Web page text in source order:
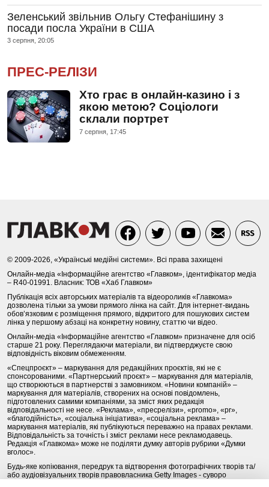
Зеленський звільнив Ольгу Стефанішину з
посади посла України в США
3 серпня, 20:05
ПРЕС-РЕЛІЗИ
Хто грає в онлайн-казино і з
якою метою? Соціологи
склали портрет
7 серпня, 17:45
© 2009-2026, «Українські медійні системи». Всі права захищені
Онлайн-медіа «Інформаційне агентство «Главком», ідентифікатор медіа
– R40-01991. Власник: ТОВ «Хаб Главком»
Публікація всіх авторських матеріалів та відеороликів «Главкома»
дозволена тільки за умови прямого лінка на сайт. Для інтернет-видань
обов’язковим є розміщення прямого, відкритого для пошукових систем
лінка у першому абзаці на конкретну новину, статтю чи відео.
Онлайн-медіа «Інформаційне агентство «Главком» призначене для осіб
старше 21 року. Переглядаючи матеріали, ви підтверджуєте свою
відповідність віковим обмеженням.
«Спецпроєкт» – маркування для редакційних проєктів, які не є
спонсорованими. «Партнерський проєкт» – маркування для матеріалів,
що створюються в партнерстві з замовником. «Новини компаній» –
маркування для матеріалів, створених на основі повідомлень,
підготовлених самими компаніями, за зміст яких редакція
відповідальності не несе. «Реклама», «пресрелізи», «promo», «pr»,
«благодійність», «соціальна ініціатива», «соціальна реклама» –
маркування матеріалів, які публікуються переважно на правах реклами.
Відповідальність за точність і зміст реклами несе рекламодавець.
Редакція «Главкома» може не поділяти думку авторів рубрики «Думки
вголос».
Будь-яке копіювання, передрук та відтворення фотографічних творів та/
або аудіовізуальних творів правовласника Getty Images - суворо